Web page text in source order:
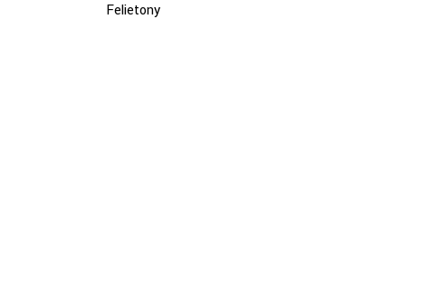
Felietony